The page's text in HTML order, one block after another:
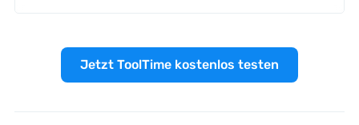
Jetzt ToolTime kostenlos testen